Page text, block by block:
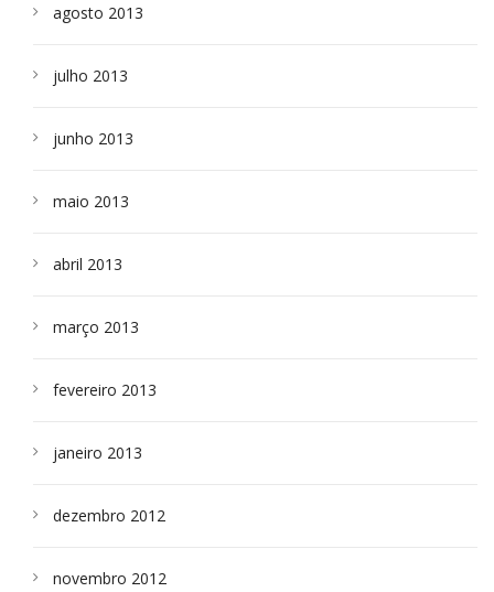
agosto 2013
julho 2013
junho 2013
maio 2013
abril 2013
março 2013
fevereiro 2013
janeiro 2013
dezembro 2012
novembro 2012